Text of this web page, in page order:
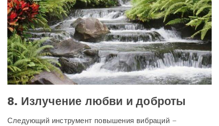
8. Излучение любви и доброты
Следующий инструмент повышения вибраций –